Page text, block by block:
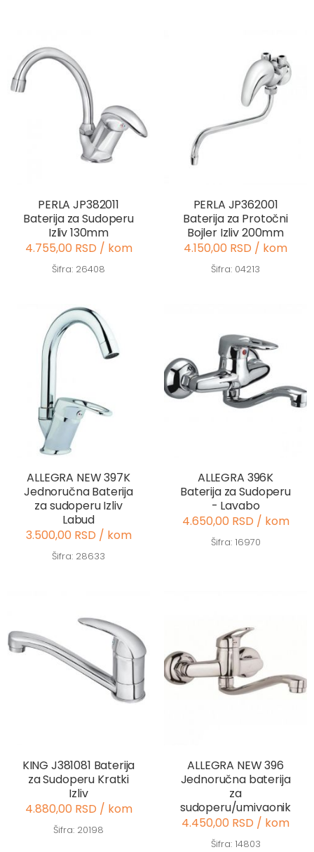
PERLA JP382011
Baterija za Sudoperu
Izliv 130mm
4.755,00 RSD / kom
Šifra: 26408
PERLA JP362001
Baterija za Protočni
Bojler Izliv 200mm
4.150,00 RSD / kom
Šifra: 04213
ALLEGRA NEW 397K
Jednoručna Baterija
za sudoperu Izliv
Labud
3.500,00 RSD / kom
Šifra: 28633
ALLEGRA 396K
Baterija za Sudoperu
- Lavabo
4.650,00 RSD / kom
Šifra: 16970
KING J381081 Baterija
za Sudoperu Kratki
Izliv
4.880,00 RSD / kom
Šifra: 20198
ALLEGRA NEW 396
Jednoručna baterija
za
sudoperu/umivaonik
4.450,00 RSD / kom
Šifra: 14803